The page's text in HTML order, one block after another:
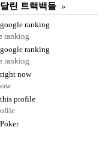
린 트랙백들 »
ranking
ranking
ranking
ranking
now
profile